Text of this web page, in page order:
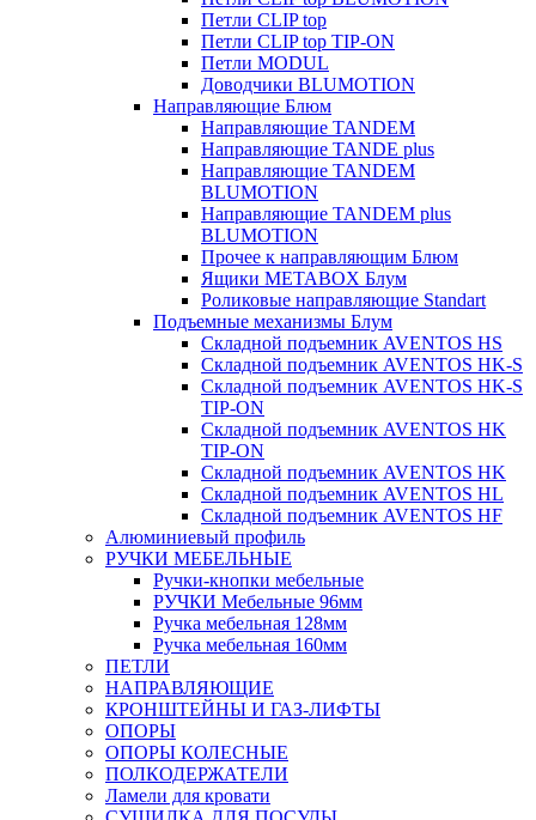
Петли CLIP top
Петли CLIP top TIP-ON
Петли MODUL
Доводчики BLUMOTION
Направляющие Блюм
Направляющие TANDEM
Направляющие TANDE plus
Направляющие TANDEM
BLUMOTION
Направляющие TANDEM plus
BLUMOTION
Прочее к направляющим Блюм
Ящики METABOX Блум
Роликовые направляющие Standart
Подъемные механизмы Блум
Складной подъемник AVENTOS HS
Складной подъемник AVENTOS HK-S
Складной подъемник AVENTOS HK-S
TIP-ON
Складной подъемник AVENTOS HK
TIP-ON
Складной подъемник AVENTOS HK
Складной подъемник AVENTOS HL
Складной подъемник AVENTOS HF
Алюминиевый профиль
РУЧКИ МЕБЕЛЬНЫЕ
Ручки-кнопки мебельные
РУЧКИ Мебельные 96мм
Ручка мебельная 128мм
Ручка мебельная 160мм
ПЕТЛИ
НАПРАВЛЯЮЩИЕ
КРОНШТЕЙНЫ И ГАЗ-ЛИФТЫ
ОПОРЫ
ОПОРЫ КОЛЕСНЫЕ
ПОЛКОДЕРЖАТЕЛИ
Ламели для кровати